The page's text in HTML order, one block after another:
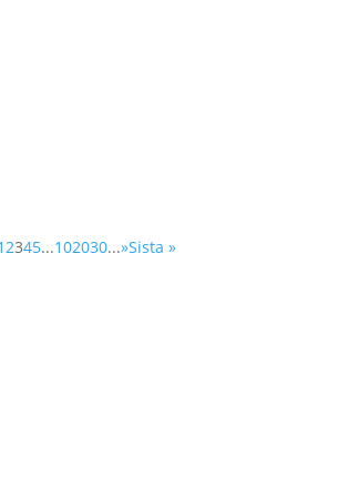
2345...102030...»Sista »